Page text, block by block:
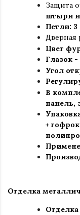
Защита
штыри
Петли:
Дверная
Цвет
Глазок -
Угол
В
панель,
+
Отделка